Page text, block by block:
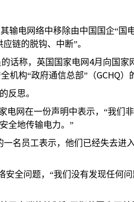
输电网络中移除由中国国企“国
链的脱钩、中断”。
话称，英国国家电网 4月向国家
机构“政府通信总部”（GCHQ）
反思。
网在一份声明中表示，“我们
全地传输电力。”
一名员工表示，他们已经失去进
全问题，“我们没有发现任何